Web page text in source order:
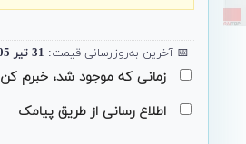
📅 آخرین به‌روزرسانی قیمت: 31 تیر 1405
زمانی که موجود شد، خبرم کن
اطلاع رسانی از طریق پیامک